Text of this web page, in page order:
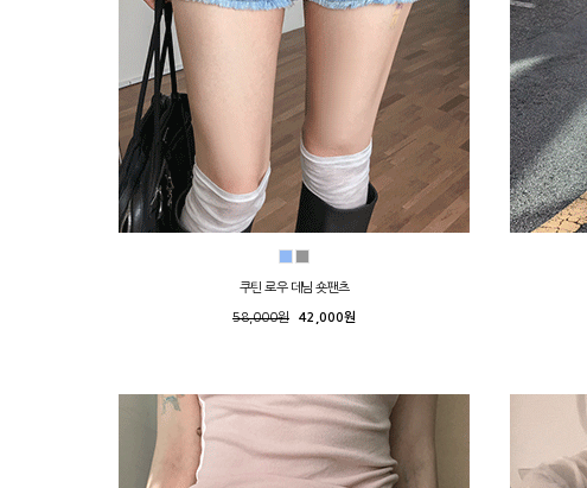
쿠틴 로우 데님 숏팬츠
58,000원 42,000원